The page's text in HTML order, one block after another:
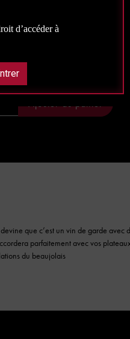
d’accéder à
: 9.20 €
Ajouter au panier
que c’est un vin de garde avec
parfaitement avec vos
du beaujolais